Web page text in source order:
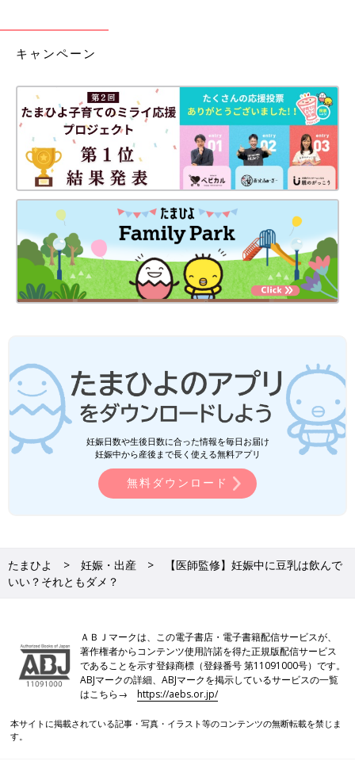
キャンペーン
妊娠日数や生後日数に合った情報を毎日お届け
妊娠中から産後まで長く使える無料アプリ
無料ダウンロード
たまひよ 妊娠・出産
【医師監修】妊娠中に豆乳は飲んで
いい？それともダメ？
ＡＢＪマークは、この電子書店・電子書籍配信サービスが、
著作権者からコンテンツ使用許諾を得た正規版配信サービス
であることを示す登録商標（登録番号 第11091000号）です。
ABJマークの詳細、ABJマークを掲示しているサービスの一覧
はこちら→https://aebs.or.jp/
本サイトに掲載されている記事・写真・イラスト等のコンテンツの無断転載を禁じま
す。